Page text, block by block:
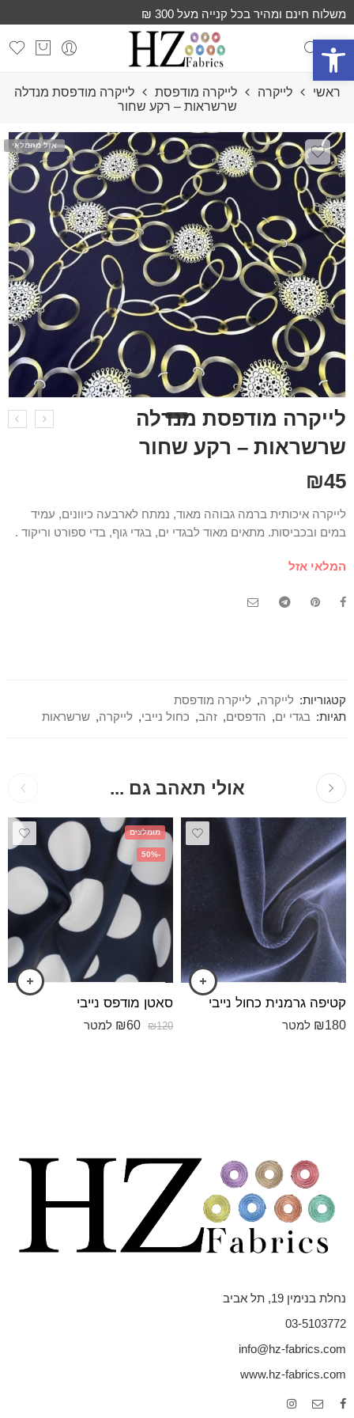
פתח סרגל נגישות
משלוח חינם ומהיר בכל קנייה מעל 300 ₪
ראשי לייקרה לייקרה מודפסת
לייקרה מודפסת מנדלה
שרשראות – רקע שחור
אזל מהמלאי
לייקרה מודפסת מנדלה
שרשראות – רקע שחור
₪45
לייקרה איכותית ברמה גבוהה מאוד, נמתח לארבעה כיוונים, עמיד
במים ובכביסות. מתאים מאוד לבגדי ים, בגדי גוף, בדי ספורט וריקוד .
המלאי אזל
קטגוריות: לייקרה, לייקרה מודפסת
תגיות: בגדי ים, הדפסים, זהב, כחול נייבי, לייקרה, שרשראות
אולי תאהב גם ...
קטיפה גרמנית כחול נייבי
₪180 למטר
מומלצים
-50%
סאטן מודפס נייבי
₪120
₪60 למטר
נחלת בנימין 19, תל אביב
03-5103772
info@hz-fabrics.com
www.hz-fabrics.com